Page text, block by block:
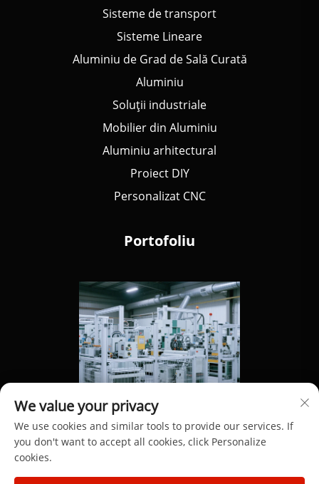
Sisteme de transport
Sisteme Lineare
Aluminiu de Grad de Sală Curată
Aluminiu
Soluții industriale
Mobilier din Aluminiu
Aluminiu arhitectural
Proiect DIY
Personalizat CNC
Portofoliu
Drepturi de autor © 2025 de Dongguan Hengdong
We value your privacy
We use cookies and similar tools to provide our services. If
you don't want to accept all cookies, click Personalize
cookies.